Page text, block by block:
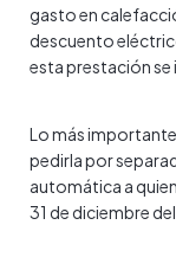
gasto en
descuento
esta prestación se
Lo más
pedirla por
automática a
31 de diciembre